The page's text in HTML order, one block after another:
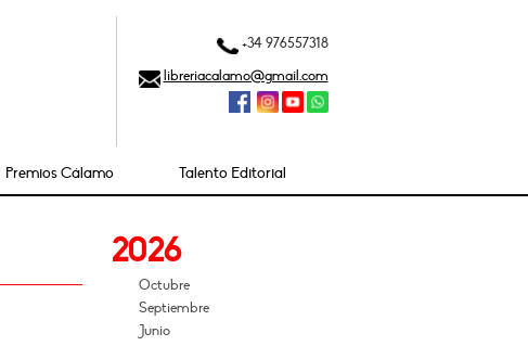
+34 976557318
libreriacalamo@gmail.com
Premios Cálamo Talento Editorial
2026
Octubre
Septiembre
Junio